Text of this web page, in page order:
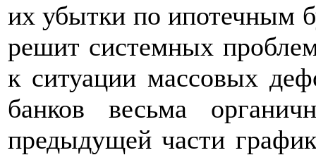
их убытки по ипотечным
решит системных
к ситуации массовых
банков весьма
предыдущей части